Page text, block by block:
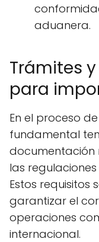
aduanera.
Trámites
para
En el proceso
fundamental
documentación
las
Estos requisitos
garantizar el
operaciones
internacional.